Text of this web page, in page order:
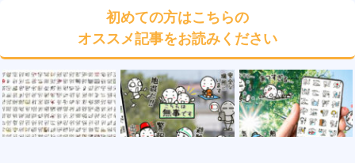
初めての方はこちらの
オススメ記事をお読みください